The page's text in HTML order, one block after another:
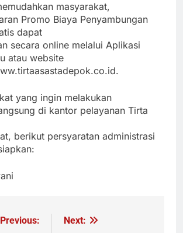
masyarakat,
Promo Biaya Penyambungan
dapat
secara online melalui Aplikasi
atau website
yang ingin melakukan
di kantor pelayanan Tirta
berikut persyaratan administrasi
Previous:
Next: